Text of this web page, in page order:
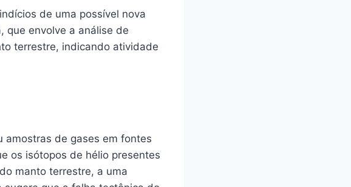
de uma possível nova
que envolve a análise de
terrestre, indicando atividade
amostras de gases em fontes
os isótopos de hélio presentes
manto terrestre, a uma